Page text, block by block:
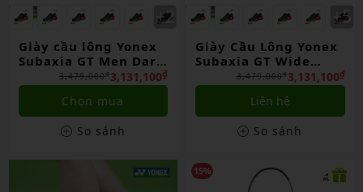
Giày cầu lông Yonex
Subaxia GT Men Dark
Gray Chính Hãng3,131,100₫
3,479,000₫
Chọn mua
So sánh
Giày Cầu Lông Yonex
Subaxia GT Wide
Gray Chính Hãng3,131,100₫
3,479,000₫
Liên hệ
So sánh
15%